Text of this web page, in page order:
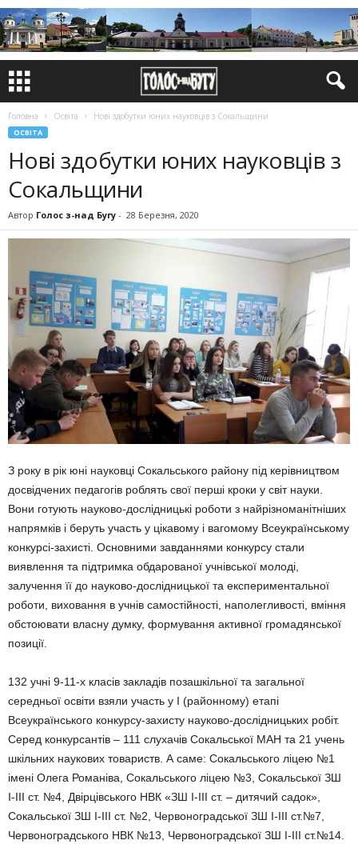
Головна Освіта Нові здобутки юних науковців з Сокальщини
ОСВІТА
Нові здобутки юних науковців з
Сокальщини
Автор Голос з-над Бугу - 28 Березня, 2020
З року в рік юні науковці Сокальського ра­йону під керівництвом
досвідчених педагогів роблять свої перші кроки у світ науки.
Вони готують науково-дослідницькі роботи з найрізноманітніших
напрямків і беруть участь у цікавому і вагомому Всеукраїнському
конкурсі-захисті. Основними завданнями кон­курсу стали
виявлення та підтримка обдарованої учнівської молоді,
залучення її до науково-дослідницької та експерименталь­ної
роботи, виховання в учнів самостійності, наполегливості, вміння
обстоювати власну думку, формування активної громадянської
позиції.
132 учні 9-11-х класів закладів позашкіль­ної та загальної
середньої освіти взяли участь у І (районному) етапі
Всеукраїнського конкурсу-захисту науково-дослідницьких робіт.
Серед конкурсантів – 111 слухачів Сокальської МАН та 21 учень
шкільних на­укових товариств. А саме: Сокальського лі­цею №1
імені Олега Романіва, Сокальського ліцею №3, Сокальської ЗШ
І-ІІІ ст. №4, Двір­цівського НВК «ЗШ І-ІІІ ст. – дитячий садок»,
Сокальської ЗШ І-ІІІ ст. №2, Червоноград­ської ЗШ І-ІІІ ст.№7,
Червоноградського НВК №13, Червоноградської ЗШ І-ІІІ ст.№14.